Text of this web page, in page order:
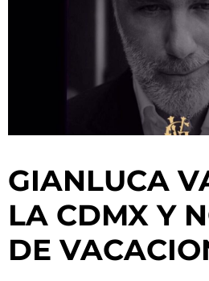
GIANLUCA
LA CDMX Y
DE